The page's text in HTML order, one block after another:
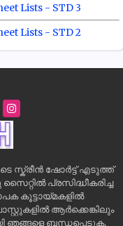
Lists - STD 3
Lists - STD 2
സ്ക്രീൻ ഷോർട്ട് എടുത്ത്
പ്രസിദ്ധീകരിച്ച
കൂട്ടായ്മകളിൽ
ആർക്കെങ്കിലും
ഞങ്ങളെ ബന്ധപ്പെടുക,